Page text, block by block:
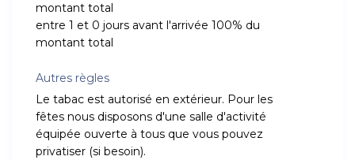
montant total
entre 1 et 0 jours avant l'arrivée 100% du
montant total
Autres règles
Le tabac est autorisé en extérieur. Pour les
fêtes nous disposons d'une salle d'activité
équipée ouverte à tous que vous pouvez
privatiser (si besoin).